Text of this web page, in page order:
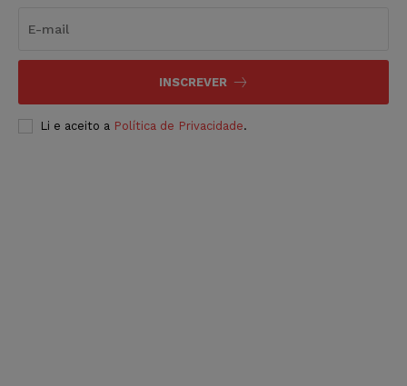
INSCREVER
Li e aceito a Política de Privacidade.